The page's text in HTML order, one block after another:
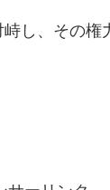
し、その